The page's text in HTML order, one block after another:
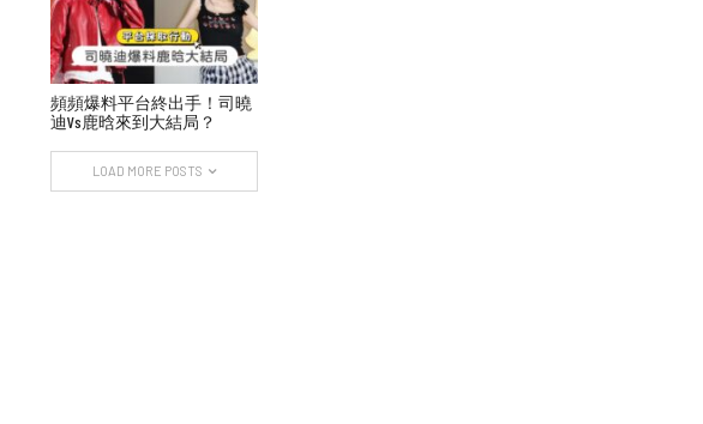
頻頻爆料平台終出手！司曉
迪vs鹿晗來到大結局？
LOAD MORE POSTS